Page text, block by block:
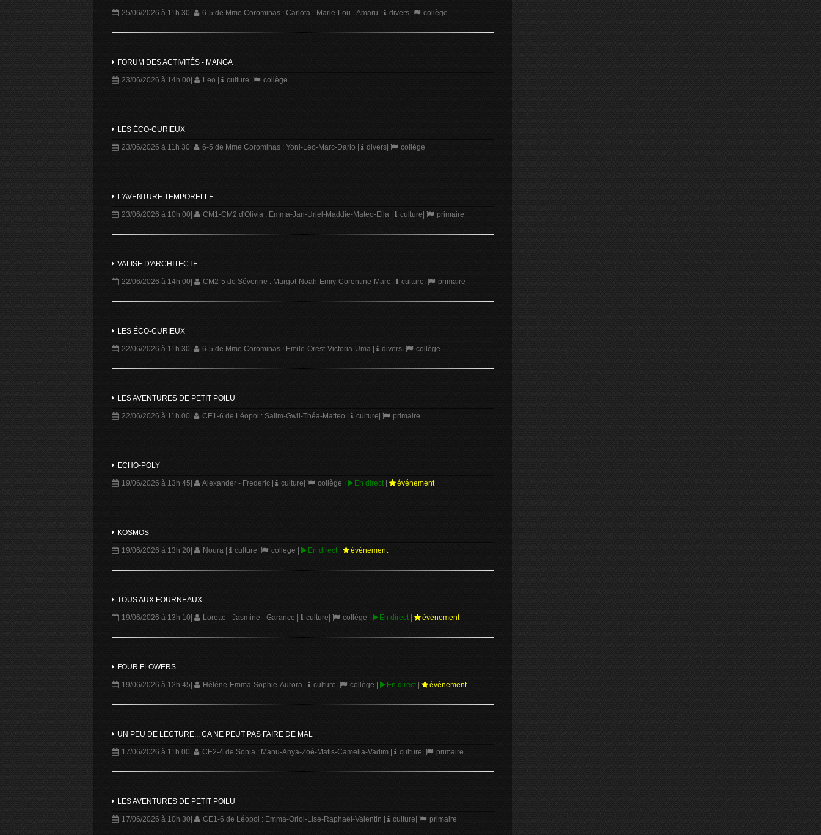
25/06/2026 à 11h 30 6-5 de Mme Corominas : Carlota - Marie-Lou - Amaru divers| collège
FORUM DES ACTIVITÉS - MANGA
23/06/2026 à 14h 00| Leo culture collège
LES ÉCO-CURIEUX
23/06/2026 à 11h 30| 6-5 de Mme Corominas : Yoni-Leo-Marc-Dario divers| collège
L'AVENTURE TEMPORELLE
23/06/2026 à 10h 00 CM1-CM2 d'Olivia : Emma-Jan-Uriel-Maddie-Mateo-Ella| culture primaire
VALISE D'ARCHITECTE
22/06/2026 à 14h 00 CM2-5 de Séverine : Margot-Noah-Emiy-Corentine-Marc| culture primaire
LES ÉCO-CURIEUX
22/06/2026 à 11h 30 6-5 de Mme Corominas : Emile-Orest-Victoria-Uma| divers| collège
LES AVENTURES DE PETIT POILU
22/06/2026 à 11h 00| CE1-6 de Léopol : Salim-Gwil-Théa-Matteo culture primaire
ECHO-POLY
19/06/2026 à 13h 45 Alexander - Frederic| culture collège En direct| événement
KOSMOS
19/06/2026 à 13h 20 Noura| culture collège En direct| événement
TOUS AUX FOURNEAUX
19/06/2026 à 13h 10 Lorette - Jasmine - Garance culture collège En direct| événement
FOUR FLOWERS
19/06/2026 à 12h 45 Hélène-Emma-Sophie-Aurora| culture collège En direct| événement
UN PEU DE LECTURE... ÇA NE PEUT PAS FAIRE DE MAL
17/06/2026 à 11h 00 CE2-4 de Sonia : Manu-Anya-Zoé-Matis-Camelia-Vadim| culture primaire
LES AVENTURES DE PETIT POILU
17/06/2026 à 10h 30 CE1-6 de Léopol : Emma-Oriol-Lise-Raphaël-Valentin culture primaire